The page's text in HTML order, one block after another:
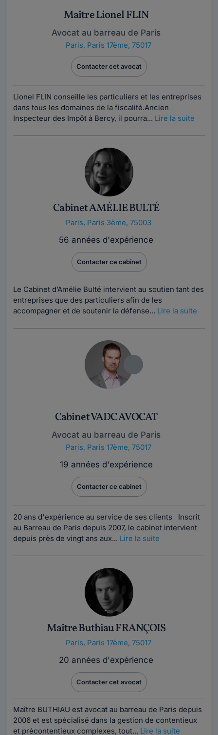
Maître Lionel FLIN
Avocat au barreau de Paris
Paris, Paris 17ème, 75017
Contacter cet avocat
Lionel FLIN conseille les particuliers et les entreprises
dans tous les domaines de la fiscalité.Ancien
Inspecteur des Impôt à Bercy, il pourra... Lire la suite
Cabinet AMÉLIE BULTÉ
Paris, Paris 3ème, 75003
56 années d'expérience
Contacter ce cabinet
Le Cabinet d’Amélie Bulté intervient au soutien tant des
entreprises que des particuliers afin de les
accompagner et de soutenir la défense... Lire la suite
Cabinet VADC AVOCAT
Avocat au barreau de Paris
Paris, Paris 17ème, 75017
19 années d'expérience
Contacter ce cabinet
20 ans d'expérience au service de ses clients Inscrit
au Barreau de Paris depuis 2007, le cabinet intervient
depuis près de vingt ans aux... Lire la suite
Maître Buthiau FRANÇOIS
Paris, Paris 17ème, 75017
20 années d'expérience
Contacter cet avocat
Maître BUTHIAU est avocat au barreau de Paris depuis
2006 et est spécialisé dans la gestion de contentieux
et précontentieux complexes, tout... Lire la suite